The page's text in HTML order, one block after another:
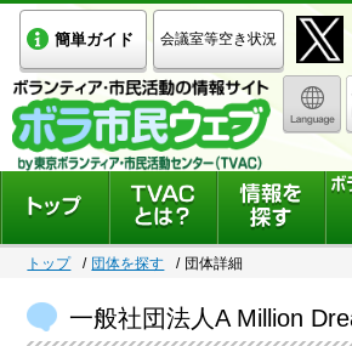
簡単ガイド 会議室等空き状況
トップ 団体を探す 団体詳細
一般社団法人A Million